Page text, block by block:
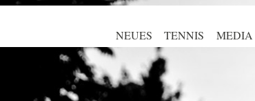
NEUES TENNIS MEDIA